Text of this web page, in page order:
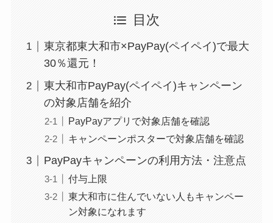
目次
東京都東大和市×PayPay(ペイペイ)で最大
30％還元！
東大和市PayPay(ペイペイ)キャンペーン
の対象店舗を紹介
PayPayアプリで対象店舗を確認
キャンペーンポスターで対象店舗を確認
PayPayキャンペーンの利用方法・注意点
付与上限
東大和市に住んでいない人もキャンペー
ン対象になれます